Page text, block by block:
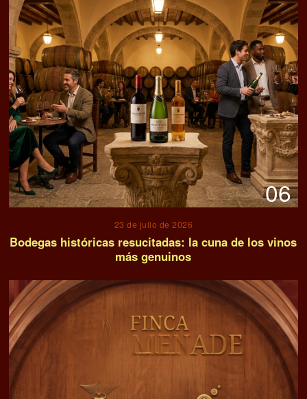
06
23 de julio de 2026
Bodegas históricas resucitadas: la cuna de los vinos
más genuinos